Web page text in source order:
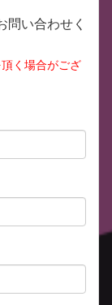
問い合わせく
く場合がござ